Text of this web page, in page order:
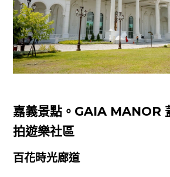
嘉義景點。GAIA MANOR
拍遊樂社區
百花時光廊道